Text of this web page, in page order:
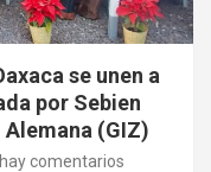
se unen a
por Sebien
(GIZ)
comentarios